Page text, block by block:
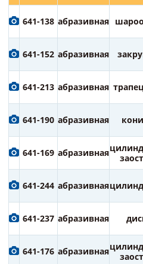
641-138 абразивная
641-152 абразивная
641-213 абразивная
641-190 абразивная
641-169 абразивная
641-244 абразивная
641-237 абразивная
641-176 абразивная